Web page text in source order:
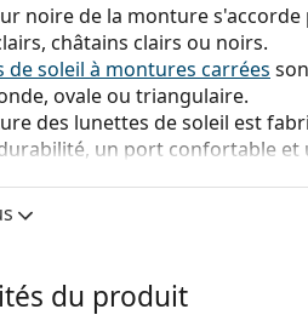
noire de la monture
châtains clairs ou noirs.
de soleil à montures carrées
ovale ou triangulaire.
des lunettes de soleil est
un port confortable et
de soleil
verts réduisent l'intensité de
exceptionnelle aux rayures.
par rapport aux autres
du produit